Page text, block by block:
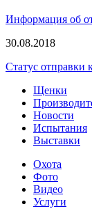
Информация об
30.08.2018
Статус отправки
Щенки
Новости
Испытания
Выставки
Охота
Фото
Видео
Услуги